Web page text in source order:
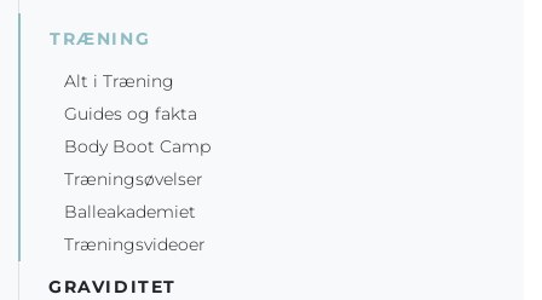
TRÆNING
Alt i Træning
Guides og fakta
Body Boot Camp
Træningsøvelser
Balleakademiet
Træningsvideoer
GRAVIDITET